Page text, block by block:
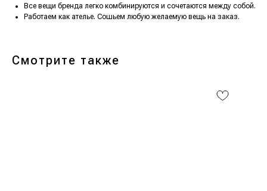
Все вещи бренда легко комбинируются и сочетаются между собой.
Работаем как ателье. Сошьем любую желаемую вещь на заказ.
Смотрите также